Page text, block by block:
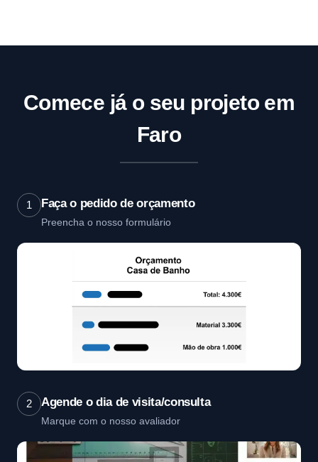
Comece já o seu projeto em
Faro
1 Faça o pedido de orçamento
Preencha o nosso formulário
2 Agende o dia de visita/consulta
Marque com o nosso avaliador